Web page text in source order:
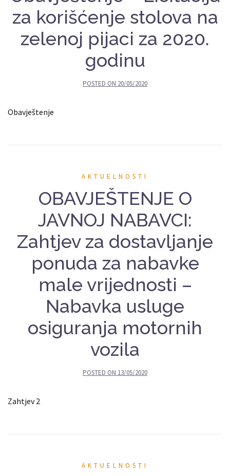
za korišćenje stolova na
zelenoj pijaci za 2020.
godinu
POSTED ON 20/05/2020
Obavještenje
AKTUELNOSTI
OBAVJEŠTENJE O
JAVNOJ NABAVCI:
Zahtjev za dostavljanje
ponuda za nabavke
male vrijednosti –
Nabavka usluge
osiguranja motornih
vozila
POSTED ON 13/05/2020
Zahtjev 2
AKTUELNOSTI